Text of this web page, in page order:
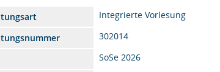
Integrierte Vorlesung
302014
SoSe 2026